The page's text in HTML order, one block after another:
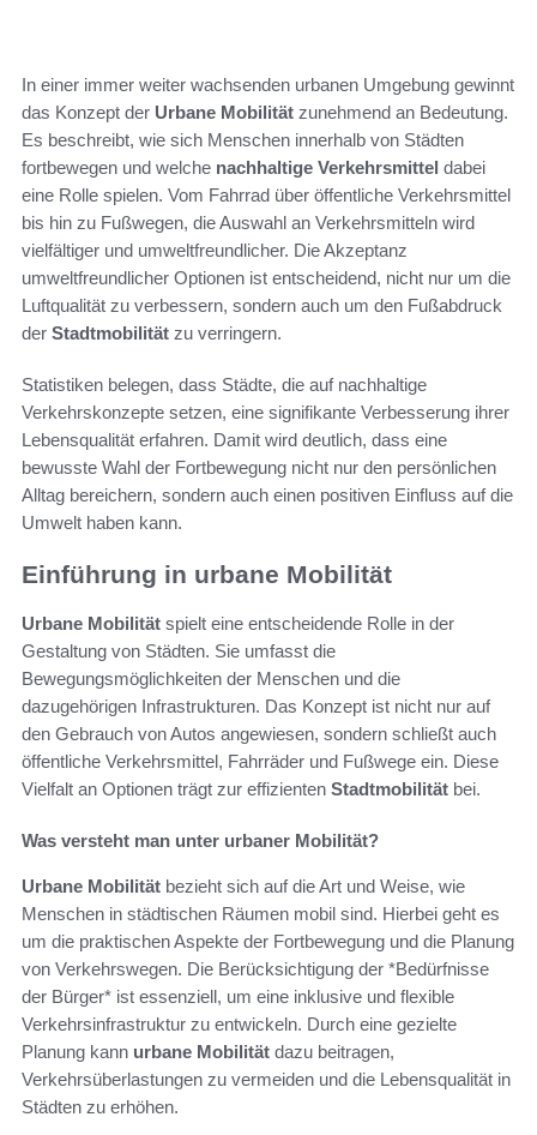
In einer immer weiter wachsenden urbanen Umgebung gewinnt
das Konzept der Urbane Mobilität zunehmend an Bedeutung.
Es beschreibt, wie sich Menschen innerhalb von Städten
fortbewegen und welche nachhaltige Verkehrsmittel dabei
eine Rolle spielen. Vom Fahrrad über öffentliche Verkehrsmittel
bis hin zu Fußwegen, die Auswahl an Verkehrsmitteln wird
vielfältiger und umweltfreundlicher. Die Akzeptanz
umweltfreundlicher Optionen ist entscheidend, nicht nur um die
Luftqualität zu verbessern, sondern auch um den Fußabdruck
der Stadtmobilität zu verringern.
Statistiken belegen, dass Städte, die auf nachhaltige
Verkehrskonzepte setzen, eine signifikante Verbesserung ihrer
Lebensqualität erfahren. Damit wird deutlich, dass eine
bewusste Wahl der Fortbewegung nicht nur den persönlichen
Alltag bereichern, sondern auch einen positiven Einfluss auf die
Umwelt haben kann.
Einführung in urbane Mobilität
Urbane Mobilität spielt eine entscheidende Rolle in der
Gestaltung von Städten. Sie umfasst die
Bewegungsmöglichkeiten der Menschen und die
dazugehörigen Infrastrukturen. Das Konzept ist nicht nur auf
den Gebrauch von Autos angewiesen, sondern schließt auch
öffentliche Verkehrsmittel, Fahrräder und Fußwege ein. Diese
Vielfalt an Optionen trägt zur effizienten Stadtmobilität bei.
Was versteht man unter urbaner Mobilität?
Urbane Mobilität bezieht sich auf die Art und Weise, wie
Menschen in städtischen Räumen mobil sind. Hierbei geht es
um die praktischen Aspekte der Fortbewegung und die Planung
von Verkehrswegen. Die Berücksichtigung der *Bedürfnisse
der Bürger* ist essenziell, um eine inklusive und flexible
Verkehrsinfrastruktur zu entwickeln. Durch eine gezielte
Planung kann urbane Mobilität dazu beitragen,
Verkehrsüberlastungen zu vermeiden und die Lebensqualität in
Städten zu erhöhen.